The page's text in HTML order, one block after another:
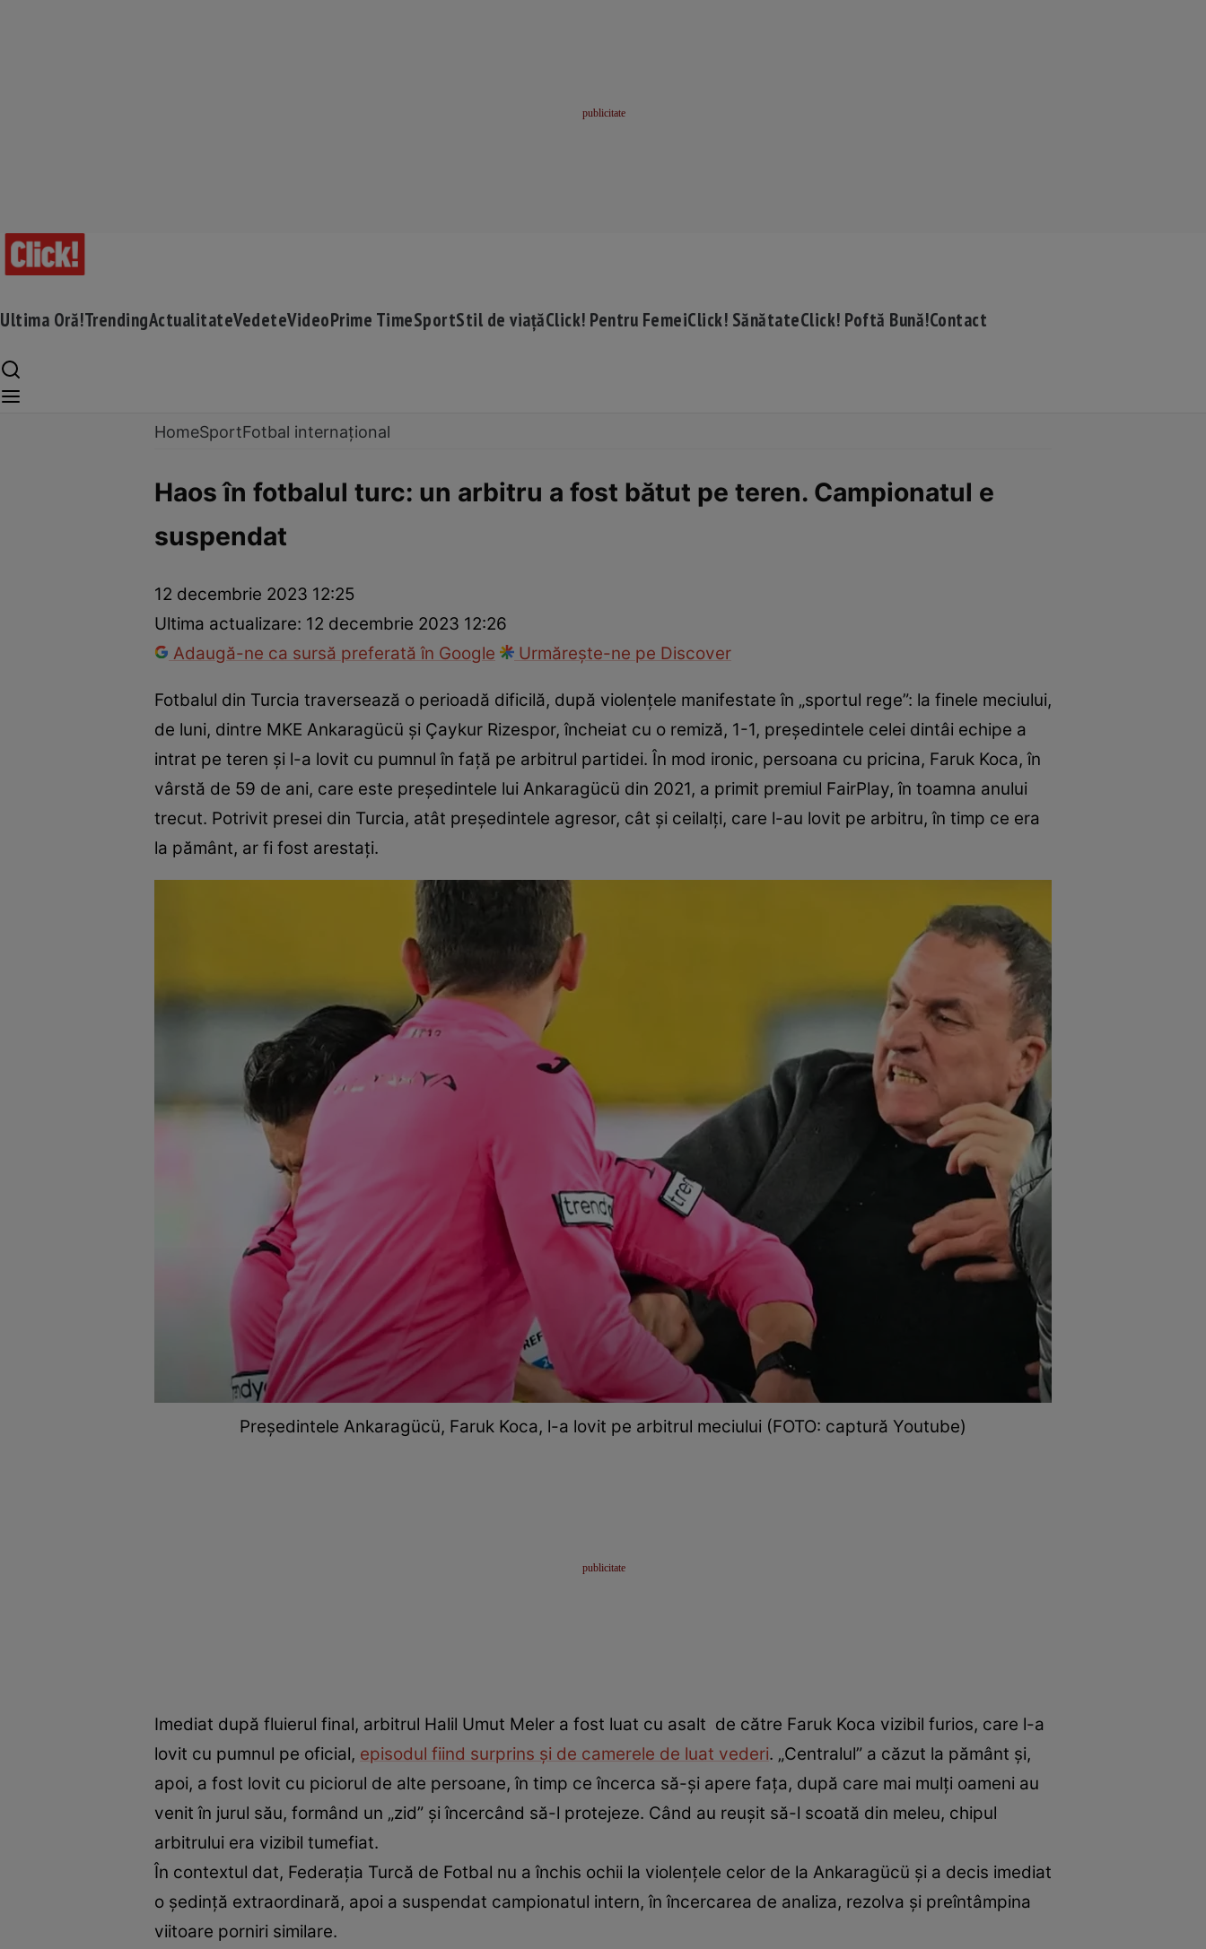
Ultima Oră!TrendingActualitateVedeteVideoPrime TimeSportStil de viațăClick! Pentru FemeiClick! SănătateClick! Poftă Bună!Contact
HomeSportFotbal internațional
Haos în fotbalul turc: un arbitru a fost bătut pe teren. Campionatul e
suspendat
12 decembrie 2023 12:25
Ultima actualizare: 12 decembrie 2023 12:26
Adaugă-ne ca sursă preferată în Google
Urmărește-ne pe Discover
Fotbalul din Turcia traversează o perioadă dificilă, după violențele manifestate în „sportul rege”: la finele meciului,
de luni, dintre MKE Ankaragücü și Çaykur Rizespor, încheiat cu o remiză, 1-1, președintele celei dintâi echipe a
intrat pe teren și l-a lovit cu pumnul în faţă pe arbitrul partidei. În mod ironic, persoana cu pricina, Faruk Koca, în
vârstă de 59 de ani, care este preşedintele lui Ankaragücü din 2021, a primit premiul FairPlay, în toamna anului
trecut. Potrivit presei din Turcia, atât președintele agresor, cât și ceilalți, care l-au lovit pe arbitru, în timp ce era
la pământ, ar fi fost arestați.
Președintele Ankaragücü, Faruk Koca, l-a lovit pe arbitrul meciului (FOTO: captură Youtube)
Imediat după fluierul final, arbitrul Halil Umut Meler a fost luat cu asalt de către Faruk Koca vizibil furios, care l-a
lovit cu pumnul pe oficial, episodul fiind surprins și de camerele de luat vederi. „Centralul” a căzut la pământ şi,
apoi, a fost lovit cu piciorul de alte persoane, în timp ce încerca să-şi apere faţa, după care mai mulți oameni au
venit în jurul său, formând un „zid” și încercând să-l protejeze. Când au reușit să-l scoată din meleu, chipul
arbitrului era vizibil tumefiat.
În contextul dat, Federația Turcă de Fotbal nu a închis ochii la violențele celor de la Ankaragücü și a decis imediat
o ședință extraordinară, apoi a suspendat campionatul intern, în încercarea de analiza, rezolva și preîntâmpina
viitoare porniri similare.